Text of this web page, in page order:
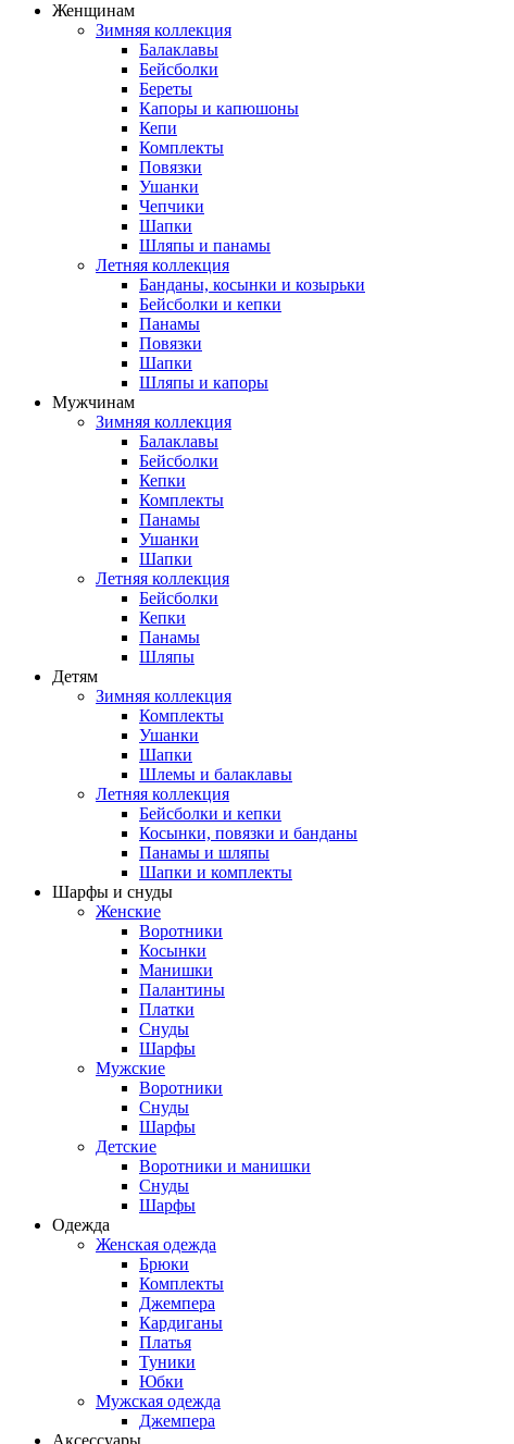
Женщинам
Зимняя коллекция
Балаклавы
Бейсболки
Береты
Капоры и капюшоны
Кепи
Комплекты
Повязки
Ушанки
Чепчики
Шапки
Шляпы и панамы
Летняя коллекция
Банданы, косынки и козырьки
Бейсболки и кепки
Панамы
Повязки
Шапки
Шляпы и капоры
Мужчинам
Зимняя коллекция
Балаклавы
Бейсболки
Кепки
Комплекты
Панамы
Ушанки
Шапки
Летняя коллекция
Бейсболки
Кепки
Панамы
Шляпы
Детям
Зимняя коллекция
Комплекты
Ушанки
Шапки
Шлемы и балаклавы
Летняя коллекция
Бейсболки и кепки
Косынки, повязки и банданы
Панамы и шляпы
Шапки и комплекты
Шарфы и снуды
Женские
Воротники
Косынки
Манишки
Палантины
Платки
Снуды
Шарфы
Мужские
Воротники
Снуды
Шарфы
Детские
Воротники и манишки
Снуды
Шарфы
Одежда
Женская одежда
Брюки
Комплекты
Джемпера
Кардиганы
Платья
Туники
Юбки
Мужская одежда
Джемпера
Аксессуары